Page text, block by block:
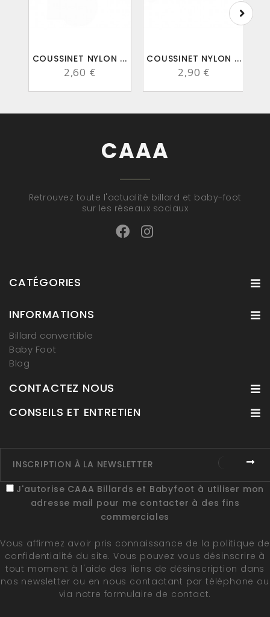
COUSSINET NYLON ...
2,60 €
COUSSINET NYLON ...
2,90 €
CAAA
Retrouvez toute l'actualité billard et baby-foot
sur les réseaux sociaux
CATÉGORIES
INFORMATIONS
Billard convertible
Baby Foot
Blog
CONTACTEZ NOUS
CONSEILS ET ENTRETIEN
J'autorise CAAA Billards et Babyfoot à utiliser mon
adresse mail pour me contacter à des fins
commerciales
Vous affirmez avoir pris connaissance de la politique de
confidentialité du site. Vous pouvez vous désinscrire à
tout moment à l'aide des liens de désinscription dans
nos newsletter ou en nous contactant par téléphone ou
via notre formulaire de contact.